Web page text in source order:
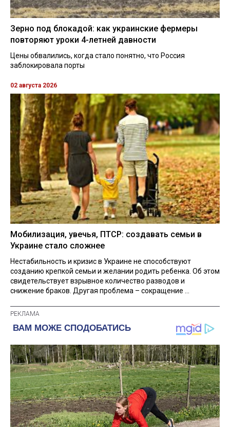
Зерно под блокадой: как украинские фермеры
повторяют уроки 4-летней давности
Цены обвалились, когда стало понятно, что Россия
заблокировала порты
02 августа 2026
Мобилизация, увечья, ПТСР: создавать семьи в
Украине стало сложнее
Нестабильность и кризис в Украине не способствуют
созданию крепкой семьи и желании родить ребенка. Об этом
свидетельствует взрывное количество разводов и
снижение браков. Другая проблема – сокращение ...